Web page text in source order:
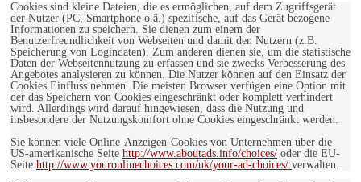
Cookies sind kleine Dateien, die es ermöglichen, auf dem Zugriffsgerät
der Nutzer (PC, Smartphone o.ä.) spezifische, auf das Gerät bezogene
Informationen zu speichern. Sie dienen zum einem der
Benutzerfreundlichkeit von Webseiten und damit den Nutzern (z.B.
Speicherung von Logindaten). Zum anderen dienen sie, um die statistische
Daten der Webseitennutzung zu erfassen und sie zwecks Verbesserung des
Angebotes analysieren zu können. Die Nutzer können auf den Einsatz der
Cookies Einfluss nehmen. Die meisten Browser verfügen eine Option mit
der das Speichern von Cookies eingeschränkt oder komplett verhindert
wird. Allerdings wird darauf hingewiesen, dass die Nutzung und
insbesondere der Nutzungskomfort ohne Cookies eingeschränkt werden.
Sie können viele Online-Anzeigen-Cookies von Unternehmen über die
US-amerikanische Seite http://www.aboutads.info/choices/ oder die EU-
Seite http://www.youronlinechoices.com/uk/your-ad-choices/ verwalten.